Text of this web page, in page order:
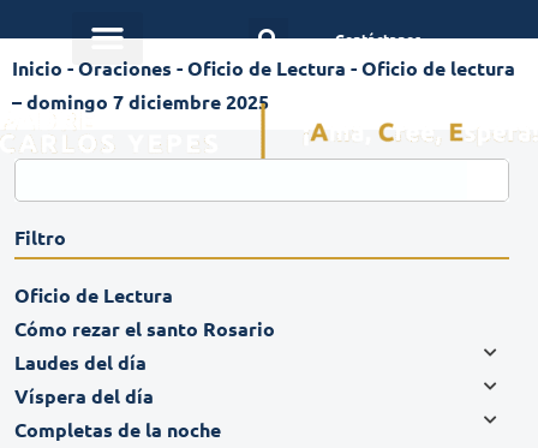
Contáctanos
Inicio -Oraciones -Oficio de Lectura -Oficio de lectura
– domingo 7 diciembre 2025
Filtro
Oficio de Lectura
Cómo rezar el santo Rosario
Laudes del día
Víspera del día
Completas de la noche